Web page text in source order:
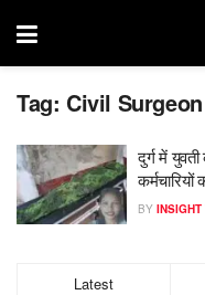
Tag: Civil Surgeon
दुर्ग में
BY INSIGHT
Latest